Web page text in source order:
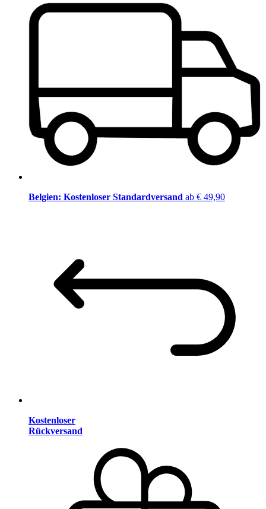
Belgien: Kostenloser Standardversand ab € 49,90
Kostenloser
Rückversand